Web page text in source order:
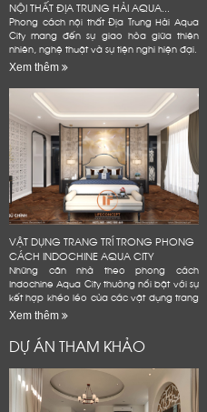
NỘI THẤT ĐỊA TRUNG HẢI AQUA...
Phong cách nội thất Địa Trung Hải Aqua
City mang đến sự giao hòa giữa thiên
nhiên, nghệ thuật và sự tiện nghi hiện đại.
Xem thêm
VẬT DỤNG TRANG TRÍ TRONG PHONG
CÁCH INDOCHINE AQUA CITY
Những căn nhà theo phong cách
Indochine Aqua City thường nổi bật với sự
kết hợp khéo léo của các vật dụng trang
trí mang đậm dấu ấn văn hóa Đông
Dương
Xem thêm
DỰ ÁN THAM KHẢO